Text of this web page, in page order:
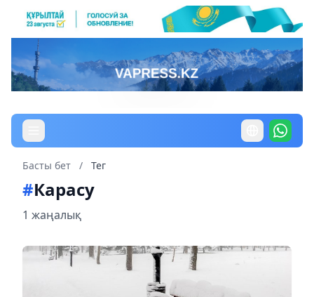
Басты бет / Тег
#Карасу
1 жаңалық